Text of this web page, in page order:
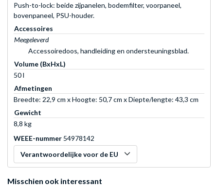
Push-to-lock: beide zijpanelen, bodemfilter, voorpaneel,
bovenpaneel, PSU-houder.
Accessoires
Meegeleverd
Accessoiredoos, handleiding en ondersteuningsblad.
Volume (BxHxL)
50 l
Afmetingen
Breedte: 22,9 cm x Hoogte: 50,7 cm x Diepte/lengte: 43,3 cm
Gewicht
8,8 kg
WEEE-nummer 54978142
Verantwoordelijke voor de EU
Misschien ook interessant